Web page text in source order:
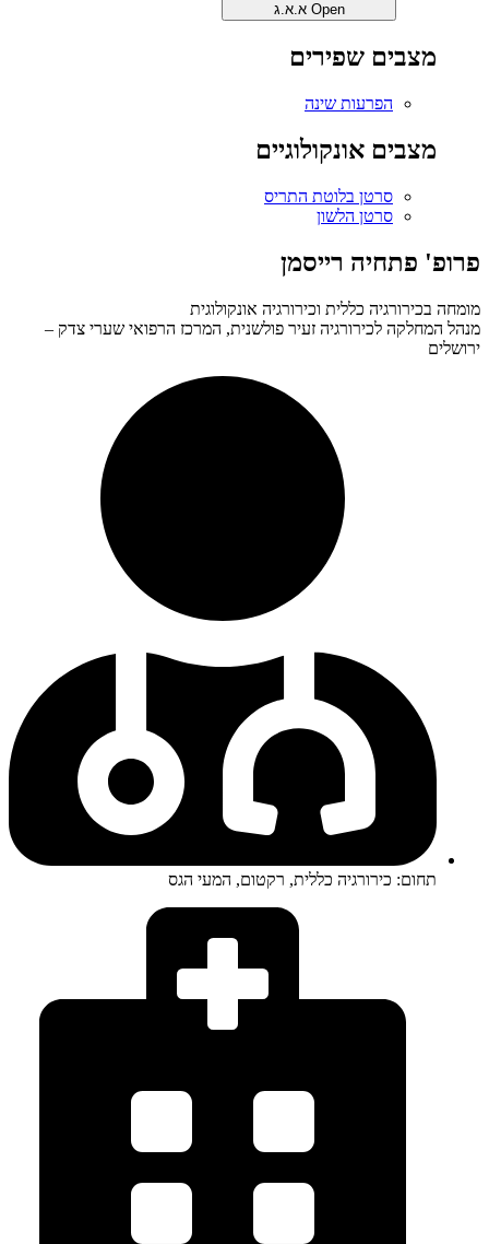
Open א.א.ג
מצבים שפירים
הפרעות שינה
מצבים אונקולוגיים
סרטן בלוטת התריס
סרטן הלשון
פרופ' פתחיה רייסמן
מומחה בכירורגיה כללית וכירורגיה אונקולוגית
מנהל המחלקה לכירורגיה זעיר פולשנית, המרכז הרפואי שערי צדק –
ירושלים
תחום: כירורגיה כללית, רקטום, המעי הגס